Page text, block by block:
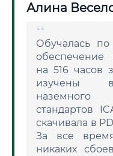
Алина
Обучалась
обеспечение
на 516 часов
изучены
стандартов
скачивала в
За все
никаких